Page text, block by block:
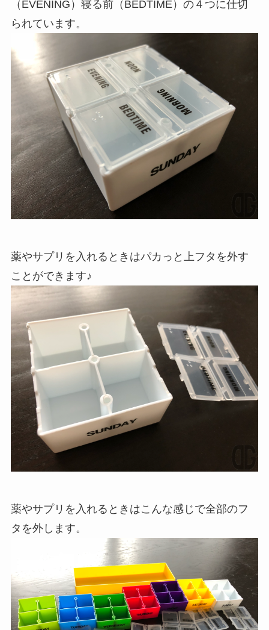
（EVENING）寝る前（BEDTIME）の４つに仕切
られています。
薬やサプリを入れるときはパカっと上フタを外す
ことができます♪
薬やサプリを入れるときはこんな感じで全部のフ
タを外します。